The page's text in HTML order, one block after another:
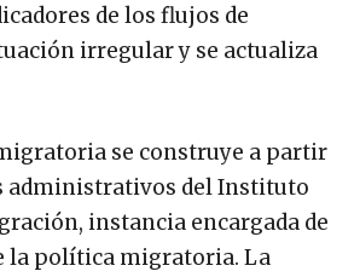
de los flujos de
irregular y se actualiza
se construye a partir
administrativos del Instituto
instancia encargada de
la política migratoria. La